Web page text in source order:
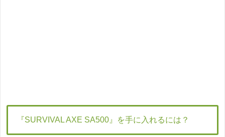
『SURVIVAL AXE SA500』を手に入れるには？